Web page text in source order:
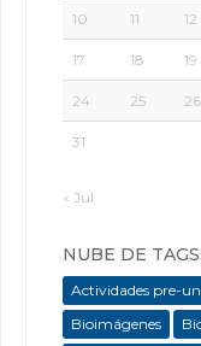
10 11 12
17 18 19
24 25 26
31
« Jul
NUBE DE TAGS:
Actividades pre-
Bioimágenes